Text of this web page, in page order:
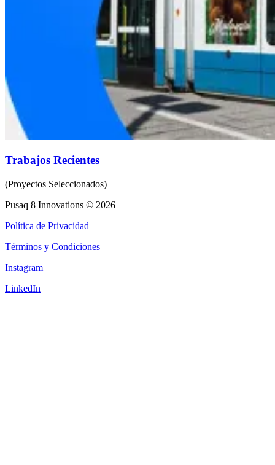
Trabajos Recientes
(Proyectos Seleccionados)
Pusaq 8 Innovations © 2026
Política de Privacidad
Términos y Condiciones
Instagram
LinkedIn